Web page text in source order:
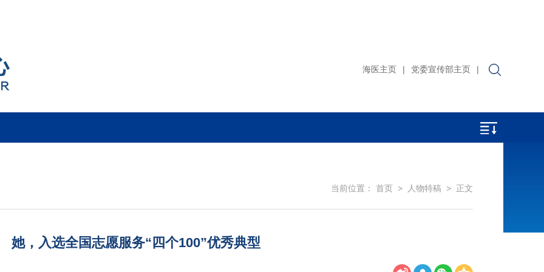
海医主页 | 党委宣传部主页 |
当前位置： 首页> 人物特稿> 正文
她，入选全国志愿服务“四个100”优秀典型